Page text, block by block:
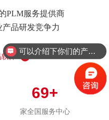
PLM服务提供商
品研发竞争力
软件
69+
家全国服务中心
可以介绍下你们的产品么？